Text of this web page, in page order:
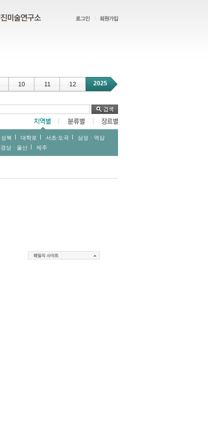
10 11 12 2025
성북 대학로 서초∙도곡
삼성ㆍ역삼
경상ㆍ울산 제주